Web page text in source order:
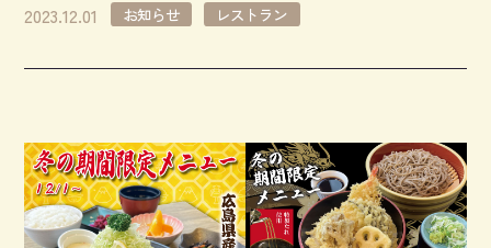
2023.12.01 お知らせ レストラン